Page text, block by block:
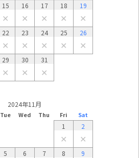
15
✕
16
✕
17
✕
18
✕
19
✕
22
✕
23
✕
24
✕
25
✕
26
✕
29
✕
30
✕
31
✕
2024年11月
Tue Wed Thu Fri Sat
1
✕
2
✕
5 6 7 8 9